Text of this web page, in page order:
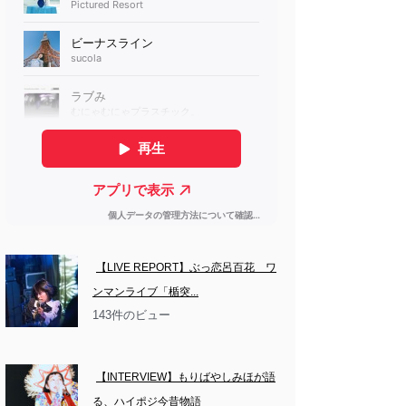
【LIVE REPORT】ぶっ恋呂百花　ワ
ンマンライブ「楯突...
143件のビュー
【INTERVIEW】もりばやしみほが語
る、ハイポジ今昔物語